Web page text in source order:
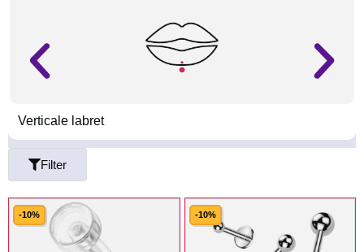
Verticale labret
Filter
-10% -10%